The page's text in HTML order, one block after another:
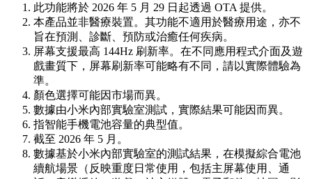
此功能將於 2026 年 5 月 29 日起透過 OTA 提供。
本產品並非醫療裝置。其功能不適用於醫療用途，亦不
旨在預測、診斷、預防或治癒任何疾病。
屏幕支援最高 144Hz 刷新率。在不同應用程式介面及遊
戲畫質下，屏幕刷新率可能略有不同，請以實際體驗為
準。
顏色選擇可能因市場而異。
數據由小米內部實驗室測試，實際結果可能因而異。
指智能手機電池容量的典型值。
截至 2026 年 5 月。
數據基於小米內部實驗室的測試結果，在模擬綜合電池
續航場景（反映重度日常使用，包括主屏幕使用、通